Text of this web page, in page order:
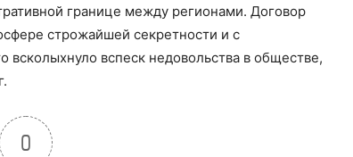
границе между регионами. Договор
строжайшей секретности и с
вспеск недовольства в обществе,
0